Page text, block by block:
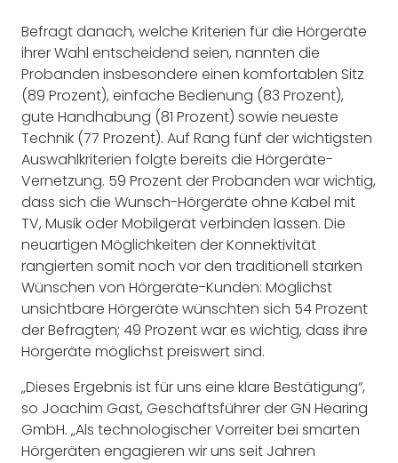
Befragt danach, welche Kriterien für die Hörgeräte
ihrer Wahl entscheidend seien, nannten die
Probanden insbesondere einen komfortablen Sitz
(89 Prozent), einfache Bedienung (83 Prozent),
gute Handhabung (81 Prozent) sowie neueste
Technik (77 Prozent). Auf Rang fünf der wichtigsten
Auswahlkriterien folgte bereits die Hörgeräte-
Vernetzung. 59 Prozent der Probanden war wichtig,
dass sich die Wunsch-Hörgeräte ohne Kabel mit
TV, Musik oder Mobilgerät verbinden lassen. Die
neuartigen Möglichkeiten der Konnektivität
rangierten somit noch vor den traditionell starken
Wünschen von Hörgeräte-Kunden: Möglichst
unsichtbare Hörgeräte wünschten sich 54 Prozent
der Befragten; 49 Prozent war es wichtig, dass ihre
Hörgeräte möglichst preiswert sind.
„Dieses Ergebnis ist für uns eine klare Bestätigung“,
so Joachim Gast, Geschäftsführer der GN Hearing
GmbH. „Als technologischer Vorreiter bei smarten
Hörgeräten engagieren wir uns seit Jahren